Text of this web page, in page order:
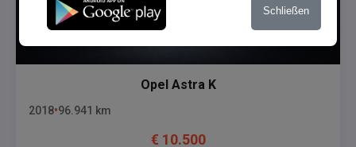
Opel Astra K
2018 96.941 km
€ 10.500
Schließen